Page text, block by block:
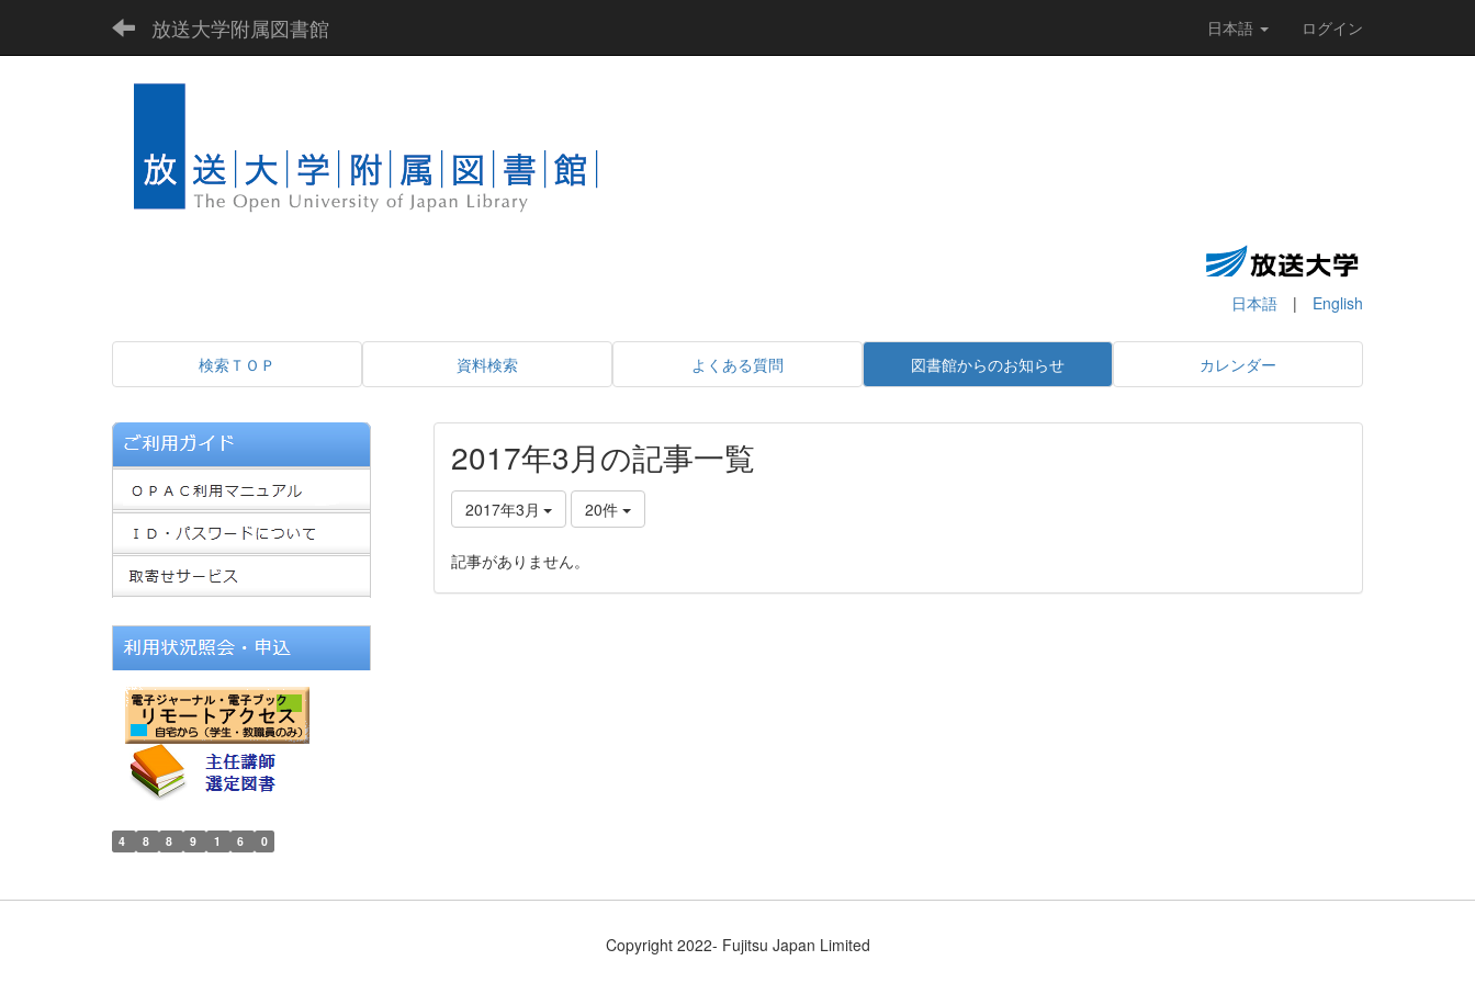
放送大学附属図書館 日本語 ログイン
日本語 | English
検索ＴＯＰ 資料検索 よくある質問 図書館からのお知らせ カレンダー
2017年3月の記事一覧
2017年3月 20件
記事がありません。
4 8 8 9 1 6 0
Copyright 2022- Fujitsu Japan Limited